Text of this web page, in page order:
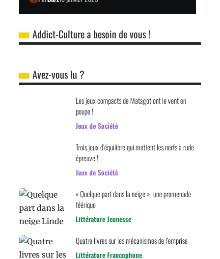
Addict-Culture a besoin de vous !
Avez-vous lu ?
Les jeux compacts de Matagot ont le vent en
poupe !
Jeux de Société
Trois jeux d’équilibre qui mettent les nerfs à rude
épreuve !
Jeux de Société
« Quelque part dans la neige », une promenade
féérique
Littérature Jeunesse
Quatre livres sur les mécanismes de l’emprise
Littérature Francophone